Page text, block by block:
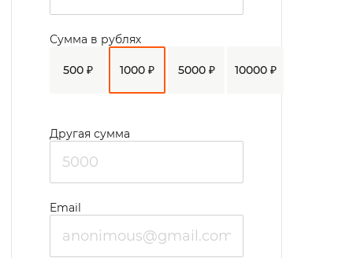
500 ₽ 1000 ₽ 5000 ₽ 10000 ₽
Сумма в рублях
Другая сумма
Email